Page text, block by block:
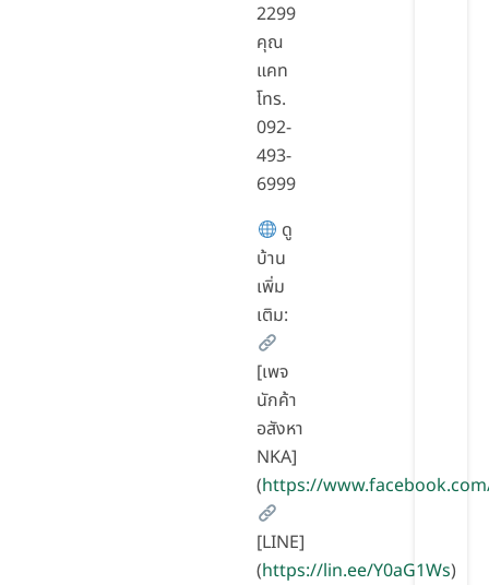
2299
คุณ
แคท
โทร.
092-
493-
6999
ดู
บ้าน
เพิ่ม
เติม:
[เพจ
นักค้า
อสังหา
NKA]
(https://
[LINE]
(https://lin.ee/Y0aG1Ws)